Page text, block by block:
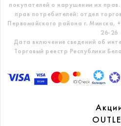
покупателей о нарушении их прав.
прав потребителей: отдел
Первомайского района г. Минска,
26-26
Дата включения сведений об
Торговый реестр Республики